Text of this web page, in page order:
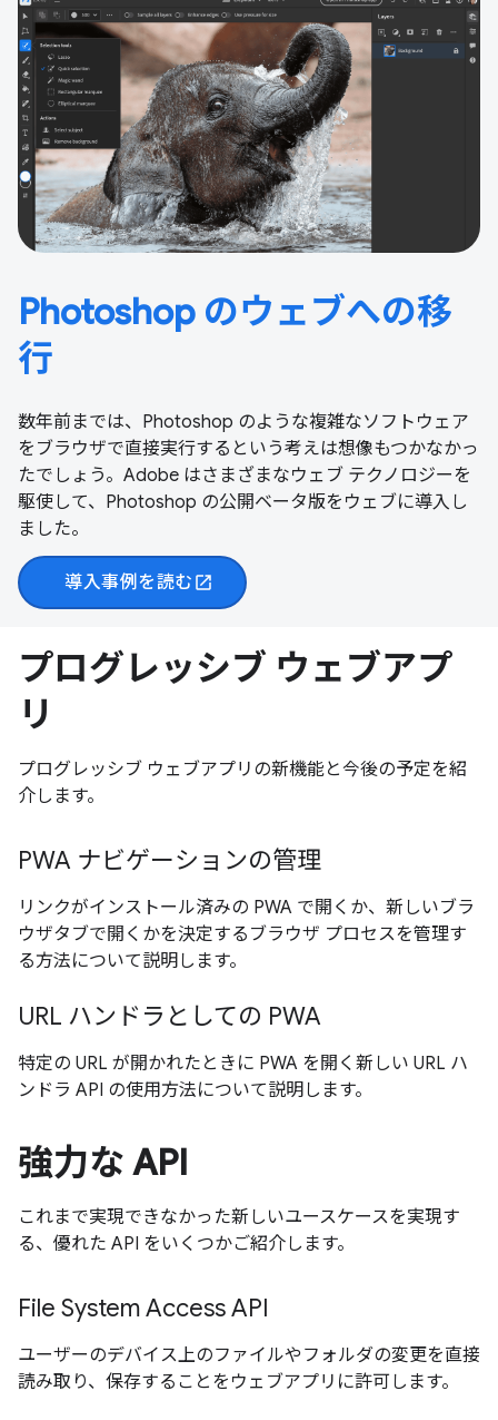
Photoshop のウェブへの移
行
数年前までは、Photoshop のような複雑なソフトウェア
をブラウザで直接実行するという考えは想像もつかなかっ
たでしょう。Adobe はさまざまなウェブ テクノロジーを
駆使して、Photoshop の公開ベータ版をウェブに導入し
ました。
導入事例を読む open_in_new
プログレッシブ ウェブアプ
リ
プログレッシブ ウェブアプリの新機能と今後の予定を紹
介します。
PWA ナビゲーションの管理
リンクがインストール済みの PWA で開くか、新しいブラ
ウザタブで開くかを決定するブラウザ プロセスを管理す
る方法について説明します。
URL ハンドラとしての PWA
特定の URL が開かれたときに PWA を開く新しい URL ハ
ンドラ API の使用方法について説明します。
強力な API
これまで実現できなかった新しいユースケースを実現す
る、優れた API をいくつかご紹介します。
File System Access API
ユーザーのデバイス上のファイルやフォルダの変更を直接
読み取り、保存することをウェブアプリに許可します。